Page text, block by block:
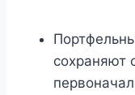
сохраняют